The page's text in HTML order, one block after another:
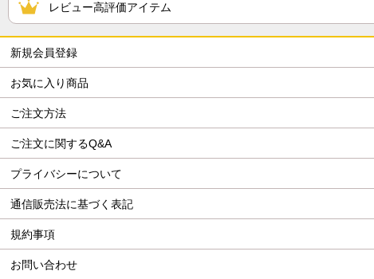
レビュー高評価アイテム
新規会員登録
お気に入り商品
ご注文方法
ご注文に関するQ&A
プライバシーについて
通信販売法に基づく表記
規約事項
お問い合わせ